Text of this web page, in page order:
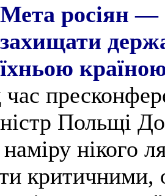
Мета росіян —
захищати
їхньою
Польщі
нікого
критичними,